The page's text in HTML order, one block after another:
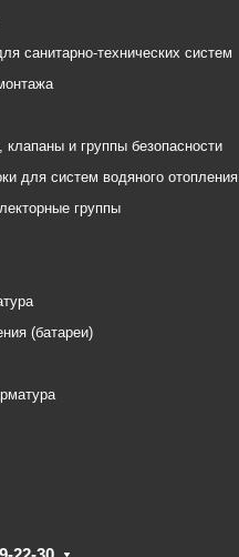
санитарно-технических систем
клапаны и группы безопасности
для систем водяного отопления
группы
(батареи)